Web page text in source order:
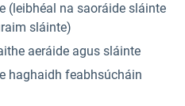
(leibhéal na saoráide sláinte
sláinte)
aeráide agus sláinte
haghaidh feabhsúcháin